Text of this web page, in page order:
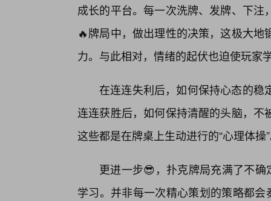
成长的平台。每一次洗牌、发牌、下
🔥牌局中，做出理性的决策，这极大
力。与此相对，情绪的起伏也迫使玩家
在连连失利后，如何保持心态的稳
连连获胜后，如何保持清醒的头脑，
这些都是在牌桌上生动进行的“心理体操
更进一步😎，扑克牌局充满了不确
学习。并非每一次精心策划的策略都